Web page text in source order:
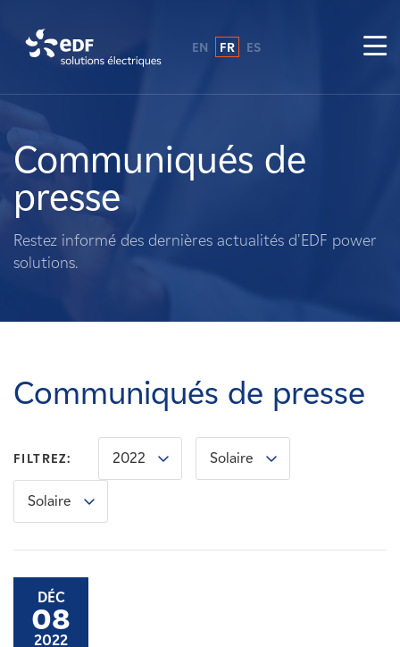
A propos de nous
Ce que nous faisons
Propriétaires fonciers
Carrières
Nouvelles
Contactez-nous
EN FR ES
Communiqués de
presse
Restez informé des dernières actualités d'EDF power
solutions.
Communiqués de presse
FILTREZ: 2022 Solaire
Solaire
DÉC
08
2022